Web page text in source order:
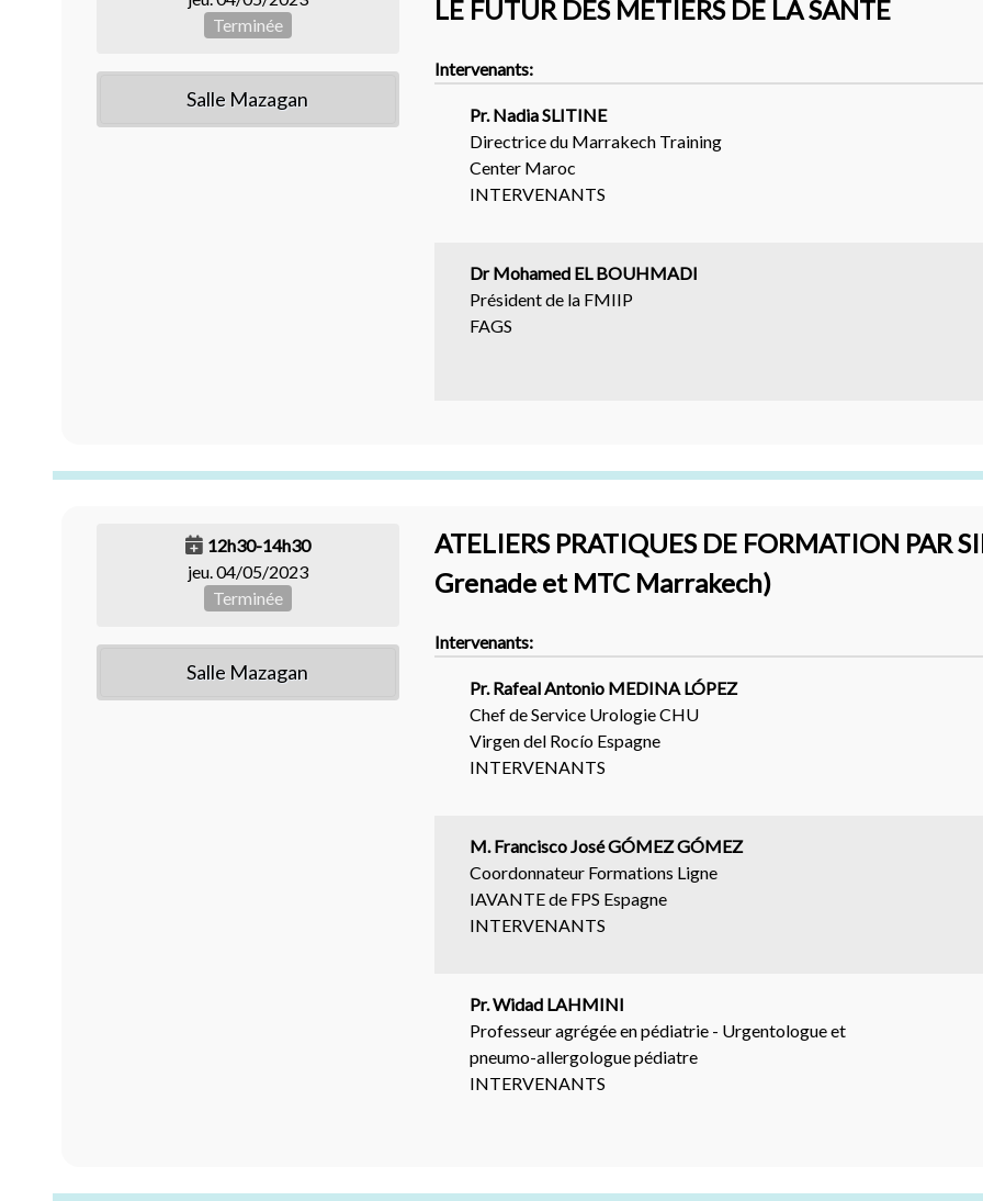
Terminée
Salle Mazagan
LE FUTUR DES METIERS DE LA SANTE
Intervenants:
Pr. Nadia SLITINE
Directrice du Marrakech Training
Center Maroc
INTERVENANTS
Dr Mohamed EL BOUHMADI
Président de la FMIIP
FAGS
12h30-14h30
jeu. 04/05/2023
Terminée
Salle Mazagan
ATELIERS PRATIQUES DE FORMATION PAR
Grenade et MTC Marrakech)
Intervenants:
Pr. Rafeal Antonio MEDINA LÓPEZ
Chef de Service Urologie CHU
Virgen del Rocío Espagne
INTERVENANTS
M. Francisco José GÓMEZ GÓMEZ
Coordonnateur Formations Ligne
IAVANTE de FPS Espagne
INTERVENANTS
Pr. Widad LAHMINI
Professeur agrégée en pédiatrie - Urgentologue et
pneumo-allergologue pédiatre
INTERVENANTS